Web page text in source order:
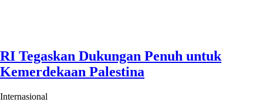
RI Tegaskan Dukungan Penuh untuk
Kemerdekaan Palestina
Internasional